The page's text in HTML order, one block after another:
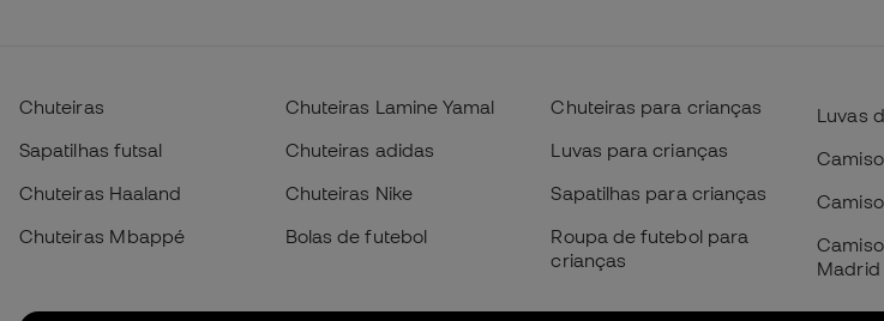
Chuteiras
Sapatilhas futsal
Chuteiras Haaland
Chuteiras Mbappé
Chuteiras Lamine Yamal
Chuteiras adidas
Chuteiras Nike
Bolas de futebol
Chuteiras para crianças
Luvas para crianças
Sapatilhas para crianças
Roupa de futebol para
crianças
Luvas
Madrid